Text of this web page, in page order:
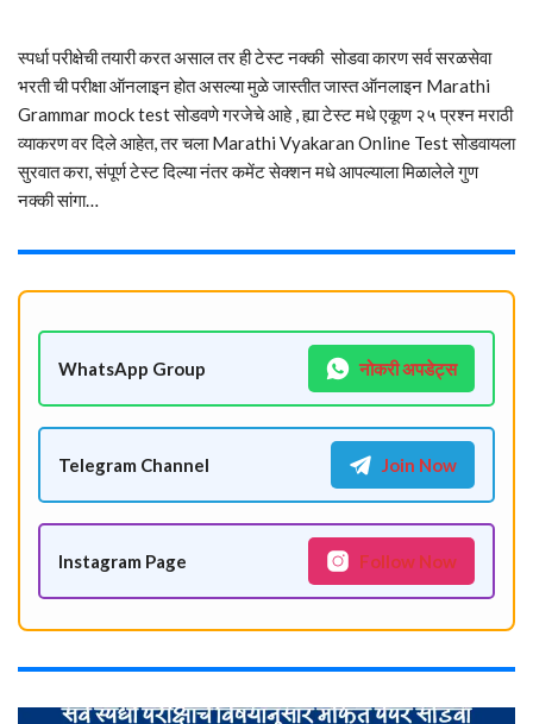
स्पर्धा परीक्षेची तयारी करत असाल तर ही टेस्ट नक्की सोडवा कारण सर्व सरळसेवा
भरती ची परीक्षा ऑनलाइन होत असल्या मुळे जास्तीत जास्त ऑनलाइन Marathi
Grammar mock test सोडवणे गरजेचे आहे , ह्या टेस्ट मधे एकूण २५ प्रश्न मराठी
व्याकरण वर दिले आहेत, तर चला Marathi Vyakaran Online Test सोडवायला
सुरवात करा, संपूर्ण टेस्ट दिल्या नंतर कमेंट सेक्शन मधे आपल्याला मिळालेले गुण
नक्की सांगा…
WhatsApp Group नोकरी अपडेट्स
Telegram Channel Join Now
Instagram Page Follow Now